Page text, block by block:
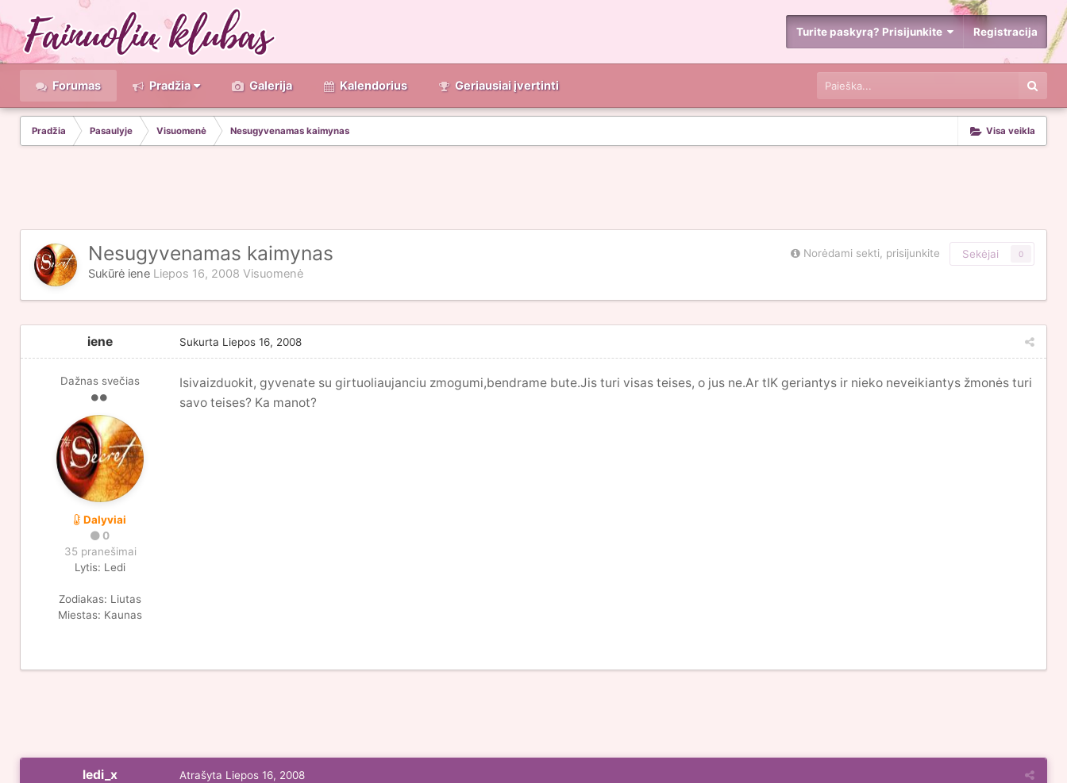
Turite paskyrą? Prisijunkite Registracija
Forumas Pradžia Galerija Kalendorius Geriausiai įvertinti
Visa veikla
Pradžia Pasaulyje Visuomenė Nesugyvenamas kaimynas
Norėdami sekti, prisijunkite Sekėjai 0
Nesugyvenamas kaimynas
Sukūrė iene Liepos 16, 2008 Visuomenė
iene
Dažnas svečias
Dalyviai
0
35 pranešimai
Lytis: Ledi
Zodiakas: Liutas
Miestas: Kaunas
Sukurta Liepos 16, 2008
Isivaizduokit, gyvenate su girtuoliaujanciu zmogumi,bendrame bute.Jis turi visas teises, o jus ne.Ar tIK geriantys ir nieko neveikiantys žmonės turi
savo teises? Ka manot?
ledi_x Atrašyta Liepos 16, 2008